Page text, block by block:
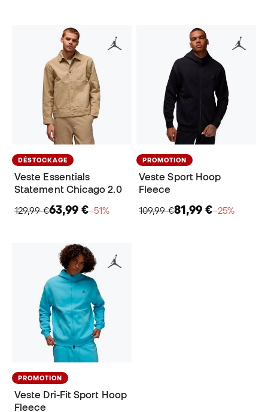
DÉSTOCKAGE
Veste Essentials
Statement Chicago 2.0
129,99 €63,99 €−51%
PROMOTION
Veste Sport Hoop
Fleece
109,99 €81,99 €−25%
PROMOTION
Veste Dri-Fit Sport Hoop
Fleece